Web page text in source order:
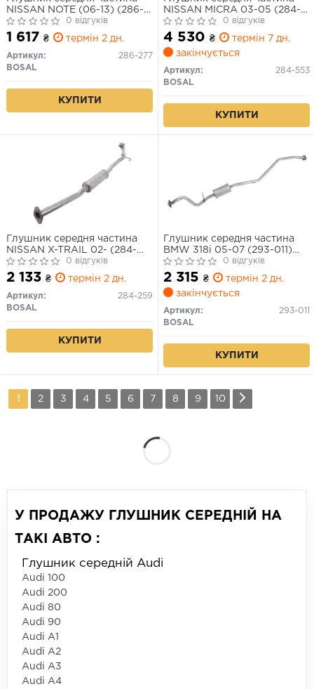
NISSAN NOTE (06-13) (286-
277) BOSAL 0 відгуків
1 617 ₴ термін 2 дн.
Артикул:
286-277
BOSAL
КУПИТИ
NISSAN MICRA 03-05 (284-
553) BOSAL0 відгуків
4 530 ₴
термін 7 дн.
закінчується
Артикул:
284-553
BOSAL
КУПИТИ
Глушник середня частина
NISSAN X-TRAIL 02- (284-
259) BOSAL0 відгуків
2 133 ₴ термін 2 дн.
Артикул:
284-259
BOSAL
КУПИТИ
Глушник середня частина
BMW 318i 05-07 (293-011)
BOSAL
0 відгуків
2 315 ₴
термін 2 дн.
закінчується
Артикул:
293-011
BOSAL
КУПИТИ
1 2 3 4 5 6 7 8 9 10
У ПРОДАЖУ ГЛУШНИК СЕРЕДНІЙ НА
ТАКІ АВТО :
Глушник середній Audi
Audi 100
Audi 200
Audi 80
Audi 90
Audi A1
Audi A2
Audi A3
Audi A4